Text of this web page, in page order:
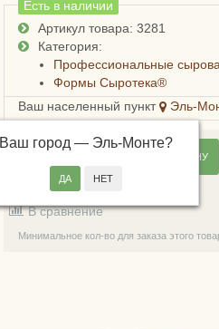
Есть в наличии
Артикул товара: 3281
Категория:
Профессиональные
Формы Сыротека®
Ваш населенный пункт
Эль-
Ваш город — Эль-Монте?
ДОБАВИТЬ В КОРЗИНУ
В закладки
В сравнение
Минимальное кол-во для заказа этого